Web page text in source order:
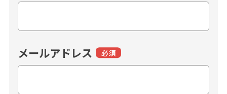
メールアドレス 必須